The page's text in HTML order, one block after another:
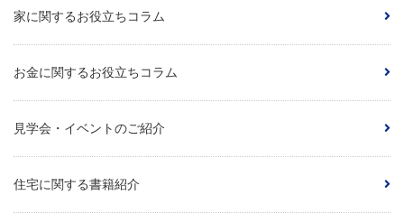
家に関するお役立ちコラム
お金に関するお役立ちコラム
見学会・イベントのご紹介
住宅に関する書籍紹介